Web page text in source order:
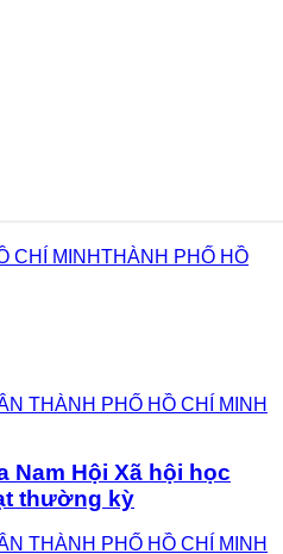
CHÍ MINHTHÀNH PHỐ HỒ
Nam Hội Xã hội học
thường kỳ